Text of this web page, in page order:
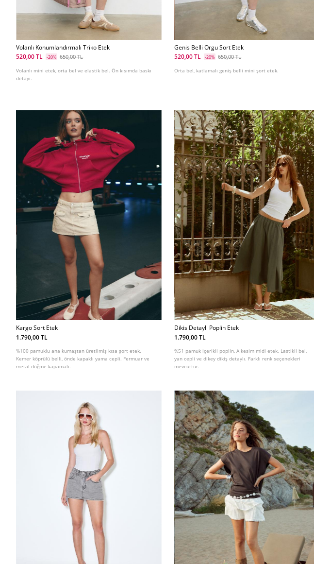
Volanlı Konumlandırmalı Triko Etek
520,00 TL
-20% 650,00 TL
Volanlı mini etek, orta bel ve elastik bel. Ön kısımda baskı
detayı.
Genis Belli Orgu Sort Etek
520,00 TL
-20% 650,00 TL
Orta bel, katlamalı geniş belli mini şort etek.
Kargo Sort Etek
1.790,00 TL
%100 pamuklu ana kumaştan üretilmiş kısa şort etek.
Kemer köprülü belli, önde kapaklı yama cepli. Fermuar ve
metal düğme kapamalı.
Dikis Detaylı Poplin Etek
1.790,00 TL
%51 pamuk içerikli poplin, A kesim midi etek. Lastikli bel,
yan cepli ve dikey dikiş detaylı. Farklı renk seçenekleri
mevcuttur.